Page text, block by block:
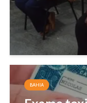
BAHIA